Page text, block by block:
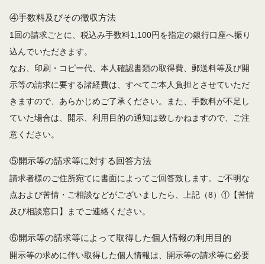
④手数料及びその徴収方法
1回の請求ごとに、税込み手数料1,100円を指定の銀行口座へ振り
込んでいただきます。
なお、印刷・コピー代、本人確認書類の取得費、郵送料等及び開
示等の請求に要する諸経費は、すべてご本人負担とさせていただ
きますので、あらかじめご了承ください。また、手数料が不足し
ていた場合は、開示、利用目的の通知は致しかねますので、ご注
意ください。
⑤開示等の請求等に対する回答方法
請求者様のご住所宛てに書面によってご回答致します。ご不明な
点および苦情・ご相談などがございましたら、上記（8）①【苦情
及び相談窓口】までご連絡ください。
⑥開示等の請求等によって取得した個人情報の利用目的
開示等の求めに伴い取得した個人情報は、開示等の請求等に必要